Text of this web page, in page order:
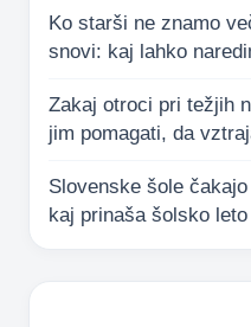
Ko starši ne znamo
snovi: kaj lahko
Zakaj otroci pri težjih
jim pomagati, da
Slovenske šole
kaj prinaša šolsko